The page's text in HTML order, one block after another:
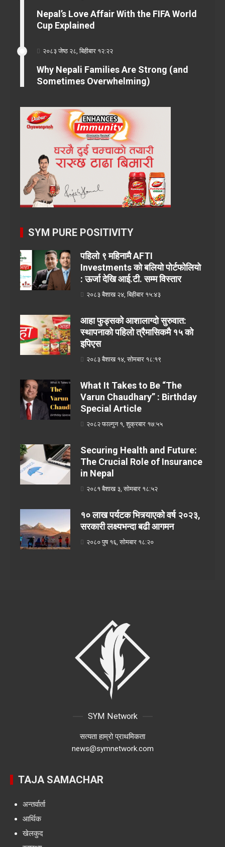
Nepal’s Love Affair With the FIFA World
Cup Explained
२०८३ जेष्ठ २८, बिहीबार १२:२२
Why Nepali Families Are Strong (and
Sometimes Overwhelming)
SYM PURE POSITIVITY
पहिलो ९ महिनामै AFTI
Investments को बलियो पोर्टफोलियो
: ऊर्जा देखि आई.टी. सम्म विस्तार
२०८३ बैशाख २४, बिहीबार १५:४३
आहा फुड्सको आशालाग्दो सुरुवात:
स्थापनाको पहिलो त्रैमासिकमै १५ को
इपिएस
२०८३ बैशाख १४, सोमबार १८:१९
What It Takes to Be “The
Varun Chaudhary” : Birthday
Special Article
२०८२ फाल्गुन १, शुक्रबार १७:५५
Securing Health and Future:
The Crucial Role of Insurance
in Nepal
२०८१ बैशाख ३, सोमबार १८:५२
१० लाख पर्यटक भित्र्याएको वर्ष २०२३,
सरकारी लक्ष्यभन्दा बढी आगमन
२०८० पुष १६, सोमबार १८:२०
SYM Network
सत्यता हाम्रो प्राथमिकता
news@symnetwork.com
TAJA SAMACHAR
अन्तर्वार्ता
आर्थिक
खेलकुद